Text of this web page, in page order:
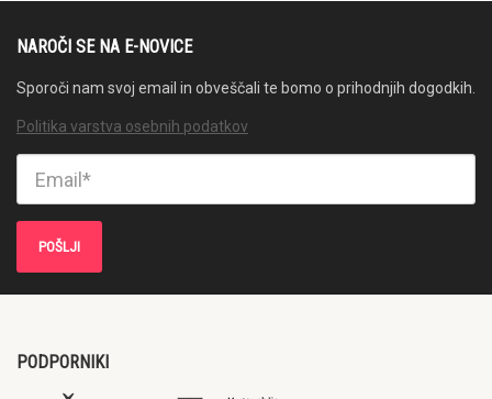
NAROČI SE NA E-NOVICE
Sporoči nam svoj email in obveščali te bomo o prihodnjih dogodkih.
Politika varstva osebnih podatkov
PODPORNIKI